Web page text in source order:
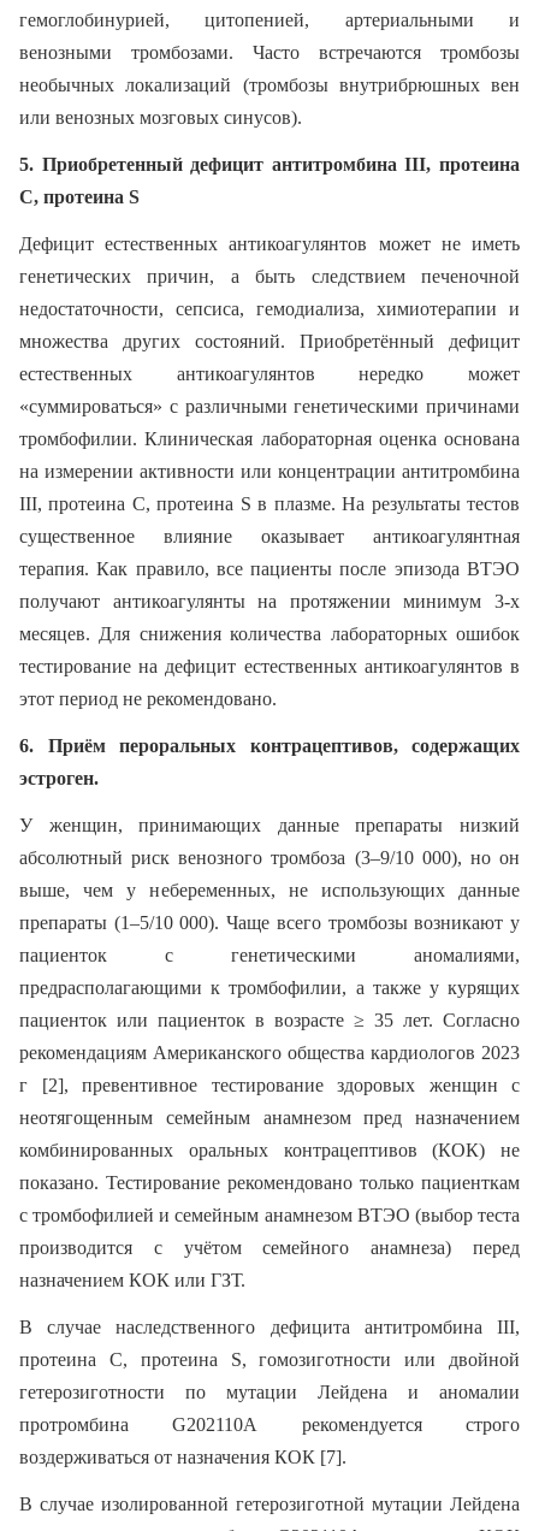
гемоглобинурией, цитопенией, артериальными и
венозными тромбозами. Часто встречаются тромбозы
необычных локализаций (тромбозы внутрибрюшных вен
или венозных мозговых синусов).
5. Приобретенный дефицит антитромбина III, протеина
С, протеина S
Дефицит естественных антикоагулянтов может не иметь
генетических причин, а быть следствием печеночной
недостаточности, сепсиса, гемодиализа, химиотерапии и
множества других состояний. Приобретённый дефицит
естественных антикоагулянтов нередко может
«суммироваться» с различными генетическими причинами
тромбофилии. Клиническая лабораторная оценка основана
на измерении активности или концентрации антитромбина
III, протеина С, протеина S в плазме. На результаты тестов
существенное влияние оказывает антикоагулянтная
терапия. Как правило, все пациенты после эпизода ВТЭО
получают антикоагулянты на протяжении минимум 3-х
месяцев. Для снижения количества лабораторных ошибок
тестирование на дефицит естественных антикоагулянтов в
этот период не рекомендовано.
6. Приём пероральных контрацептивов, содержащих
эстроген.
У женщин, принимающих данные препараты низкий
абсолютный риск венозного тромбоза (3–9/10 000), но он
выше, чем у небеременных, не использующих данные
препараты (1–5/10 000). Чаще всего тромбозы возникают у
пациенток с генетическими аномалиями,
предрасполагающими к тромбофилии, а также у курящих
пациенток или пациенток в возрасте ≥ 35 лет. Согласно
рекомендациям Американского общества кардиологов 2023
г [2], превентивное тестирование здоровых женщин с
неотягощенным семейным анамнезом пред назначением
комбинированных оральных контрацептивов (КОК) не
показано. Тестирование рекомендовано только пациенткам
с тромбофилией и семейным анамнезом ВТЭО (выбор теста
производится с учётом семейного анамнеза) перед
назначением КОК или ГЗТ.
В случае наследственного дефицита антитромбина III,
протеина C, протеина S, гомозиготности или двойной
гетерозиготности по мутации Лейдена и аномалии
протромбина G202110А рекомендуется строго
воздерживаться от назначения КОК [7].
В случае изолированной гетерозиготной мутации Лейдена